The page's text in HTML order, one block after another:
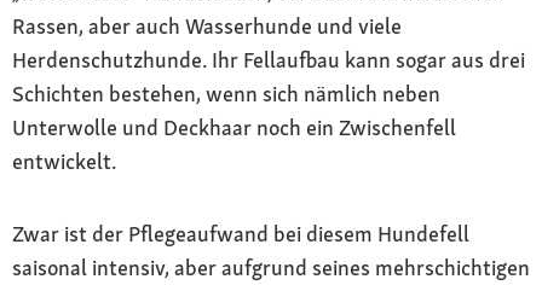
Rassen, aber auch Wasserhunde und viele
Herdenschutzhunde. Ihr Fellaufbau kann sogar aus drei
Schichten bestehen, wenn sich nämlich neben
Unterwolle und Deckhaar noch ein Zwischenfell
entwickelt.
Zwar ist der Pflegeaufwand bei diesem Hundefell
saisonal intensiv, aber aufgrund seines mehrschichtigen